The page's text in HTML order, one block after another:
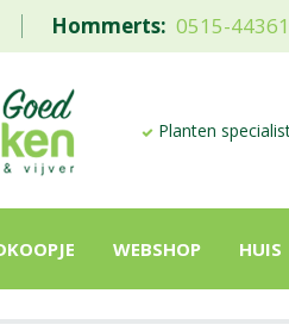
Hommerts: 0515-
Planten
WEBSHOP HUIS